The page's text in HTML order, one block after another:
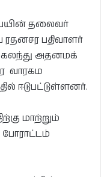
தலைவர்
பதிவாளர்
கலந்து அதனமக்
வாரகம
ஈடுபட்டுள்ளனர்.
மாற்றும்
போராட்டம்